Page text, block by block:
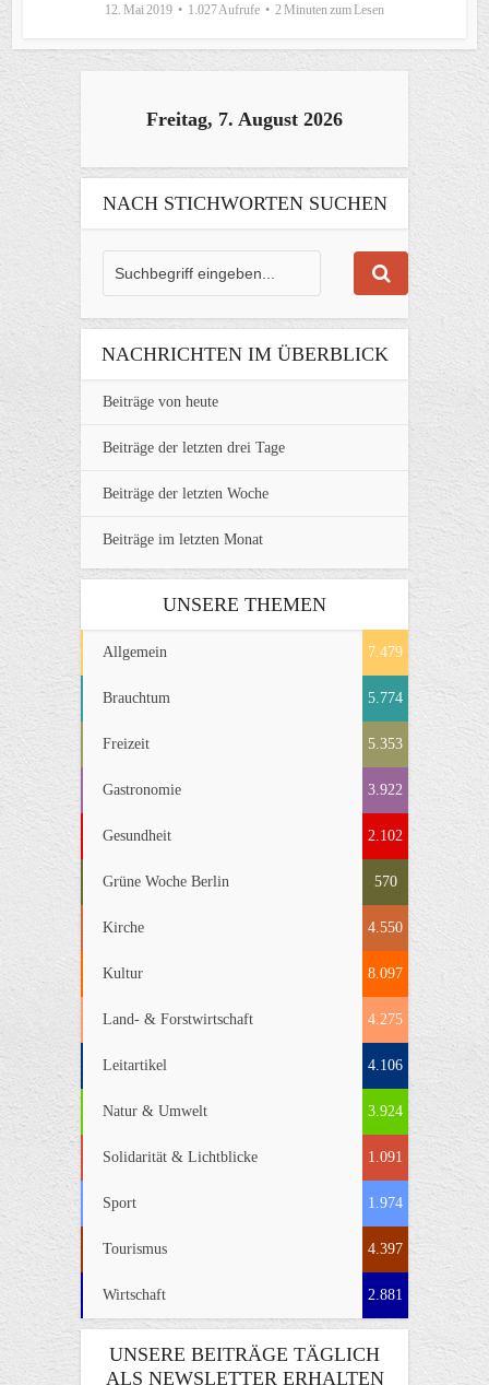
12. Mai 2019 1.027 Aufrufe 2 Minuten zum Lesen
Freitag, 7. August 2026
NACH STICHWORTEN SUCHEN
NACHRICHTEN IM ÜBERBLICK
Beiträge von heute
Beiträge der letzten drei Tage
Beiträge der letzten Woche
Beiträge im letzten Monat
UNSERE THEMEN
Allgemein 7.479
Brauchtum 5.774
Freizeit 5.353
Gastronomie 3.922
Gesundheit 2.102
Grüne Woche Berlin 570
Kirche 4.550
Kultur 8.097
Land- & Forstwirtschaft 4.275
Leitartikel 4.106
Natur & Umwelt 3.924
Solidarität & Lichtblicke 1.091
Sport 1.974
Tourismus 4.397
Wirtschaft 2.881
UNSERE BEITRÄGE TÄGLICH
ALS NEWSLETTER ERHALTEN